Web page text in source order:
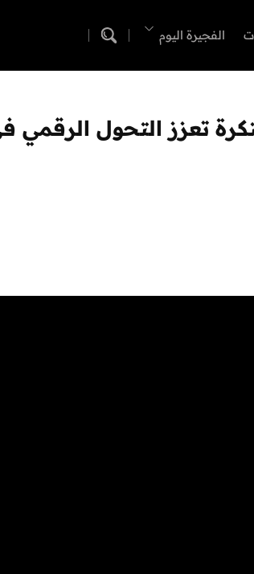
الفجيرة اليوم
تعزز التحول